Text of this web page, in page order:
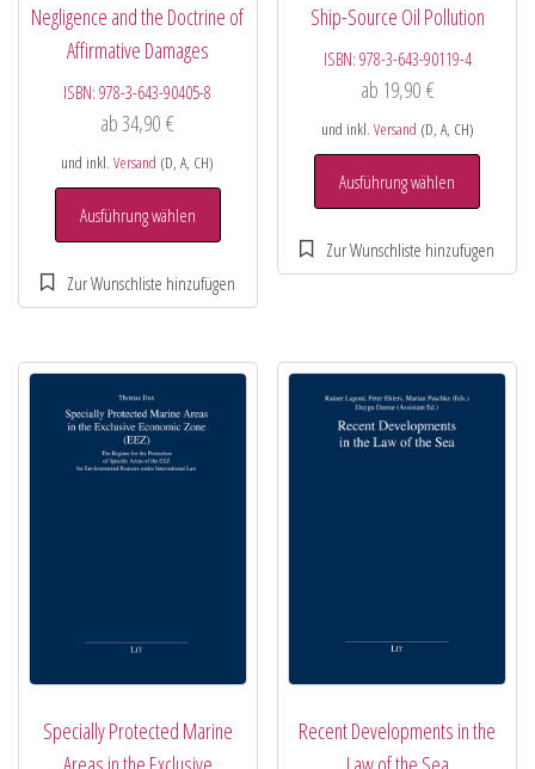
Negligence and the Doctrine of
Affirmative Damages
ISBN:978-3-643-90405-8
ab34,90€
und inkl.Versand (D, A, CH)
Ausführung wählen
Ship-Source Oil Pollution
ISBN: 978-3-643-90119-4
ab 19,90 €
und inkl. Versand (D, A, CH)
Ausführung wählen
Specially Protected Marine
Recent Developments in the